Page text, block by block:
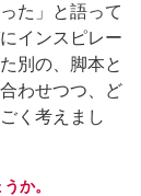
た」と語って
インスピレー
別の、脚本と
わせつつ、ど
く考えまし
か。